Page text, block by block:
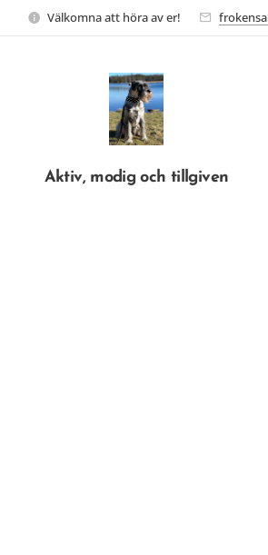
Välkomna att höra av er!
Aktiv, modig och tillgiven